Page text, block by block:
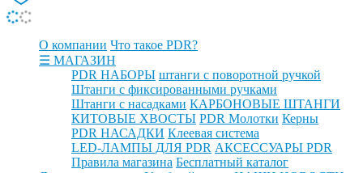
О компании Что такое PDR?
☰ МАГАЗИН
PDR НАБОРЫ штанги с поворотной ручкой
Штанги с фиксированными ручками
Штанги с насадками КАРБОНОВЫЕ ШТАНГИ
КИТОВЫЕ ХВОСТЫ PDR Молотки Керны
PDR НАСАДКИ Клеевая система
LED-ЛАМПЫ ДЛЯ PDR АКСЕССУАРЫ PDR
Правила магазина Бесплатный каталог